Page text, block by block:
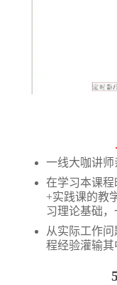
一线大咖讲
在学习本课
+实践课的教
习理论基础，
从实际工作
程经验灌输其